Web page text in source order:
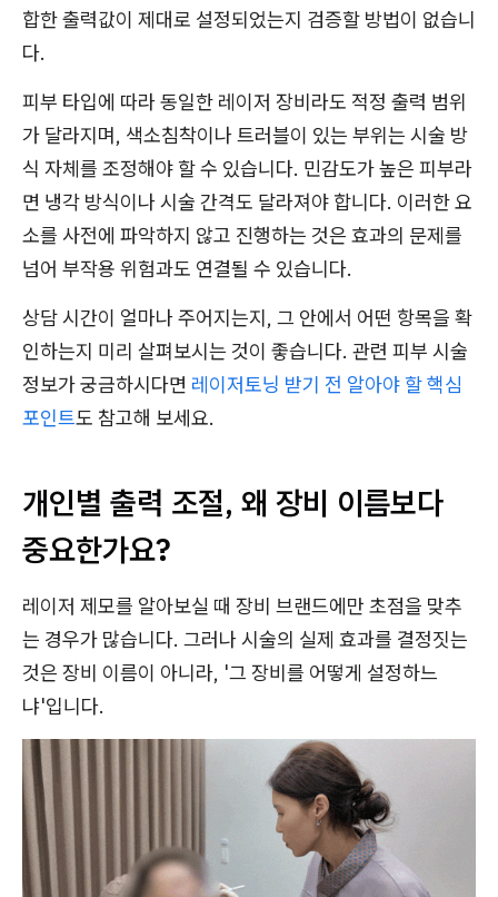
합한 출력값이 제대로 설정되었는지 검증할 방법이 없습니
다.
피부 타입에 따라 동일한 레이저 장비라도 적정 출력 범위
가 달라지며, 색소침착이나 트러블이 있는 부위는 시술 방
식 자체를 조정해야 할 수 있습니다. 민감도가 높은 피부라
면 냉각 방식이나 시술 간격도 달라져야 합니다. 이러한 요
소를 사전에 파악하지 않고 진행하는 것은 효과의 문제를
넘어 부작용 위험과도 연결될 수 있습니다.
상담 시간이 얼마나 주어지는지, 그 안에서 어떤 항목을 확
인하는지 미리 살펴보시는 것이 좋습니다. 관련 피부 시술
정보가 궁금하시다면 레이저토닝 받기 전 알아야 할 핵심
포인트도 참고해 보세요.
개인별 출력 조절, 왜 장비 이름보다
중요한가요?
레이저 제모를 알아보실 때 장비 브랜드에만 초점을 맞추
는 경우가 많습니다. 그러나 시술의 실제 효과를 결정짓는
것은 장비 이름이 아니라, '그 장비를 어떻게 설정하느
냐'입니다.